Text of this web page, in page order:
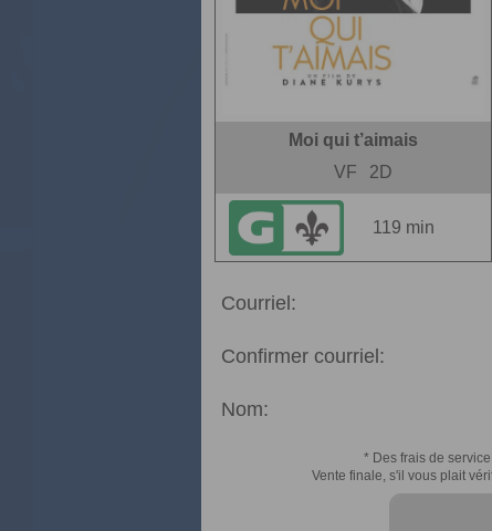
Moi qui t’aimais
VF
2D
119 min
Courriel:
Confirmer courriel:
Nom:
* Des frais de
Vente finale, s'il vous plait